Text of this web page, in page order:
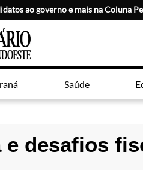
ao governo e mais na Coluna
Saúde
desafios